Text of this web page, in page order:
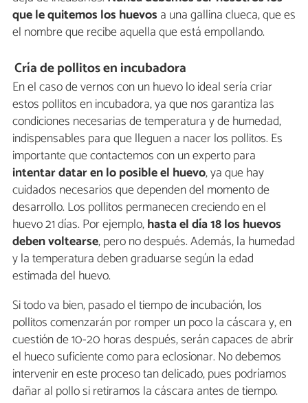
que le quitemos los huevos a una gallina clueca, que es
el nombre que recibe aquella que está empollando.
Cría de pollitos en incubadora
En el caso de vernos con un huevo lo ideal sería criar
estos pollitos en incubadora, ya que nos garantiza las
condiciones necesarias de temperatura y de humedad,
indispensables para que lleguen a nacer los pollitos. Es
importante que contactemos con un experto para
intentar datar en lo posible el huevo, ya que hay
cuidados necesarios que dependen del momento de
desarrollo. Los pollitos permanecen creciendo en el
huevo 21 días. Por ejemplo,hasta el día 18 los huevos
deben voltearse, pero no después. Además, la humedad
y la temperatura deben graduarse según la edad
estimada del huevo.
Si todo va bien, pasado el tiempo de incubación, los
pollitos comenzarán por romper un poco la cáscara y, en
cuestión de 10-20 horas después, serán capaces de abrir
el hueco suficiente como para eclosionar. No debemos
intervenir en este proceso tan delicado, pues podríamos
dañar al pollo si retiramos la cáscara antes de tiempo.